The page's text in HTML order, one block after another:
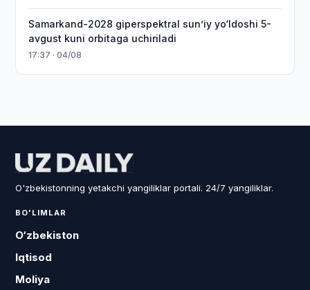
Samarkand-2028 giperspektral sun’iy yo‘ldoshi 5-
avgust kuni orbitaga uchiriladi
17:37 · 04/08
O'zbekistonning yetakchi yangiliklar portali. 24/7 yangiliklar.
BO'LIMLAR
O‘zbekiston
Iqtisod
Moliya